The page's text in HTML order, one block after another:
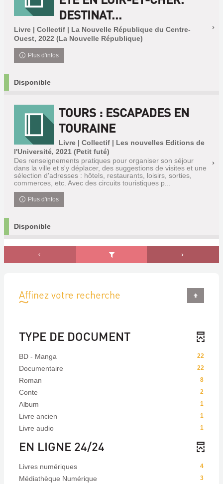
DESTINAT...
Livre | Collectif | La Nouvelle République du Centre-
Ouest, 2022 (La Nouvelle République)
Plus d'infos
Disponible
TOURS : ESCAPADES EN
TOURAINE
Livre | Collectif | Les nouvelles Editions de
l'Université, 2021 (Petit futé)
Des renseignements pratiques pour organiser son séjour
dans la ville et s'y déplacer, des suggestions de visites et une
sélection d'adresses : hôtels, restaurants, loisirs, sorties,
commerces, etc. Avec des circuits touristiques p...
Plus d'infos
Disponible
Affinez votre recherche
TYPE DE DOCUMENT
22
BD - Manga
22
Documentaire
8
Roman
2
Conte
1
Album
1
Livre ancien
1
Livre audio
EN LIGNE 24/24
4
Livres numériques
3
Médiathèque Numérique